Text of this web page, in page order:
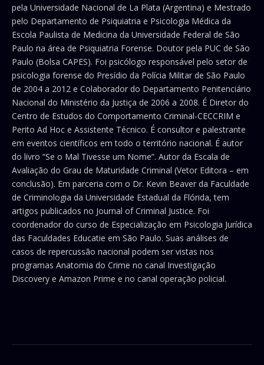
pela Universidade Nacional de La Plata (Argentina) e Mestrado
pelo Departamento de Psiquiatria e Psicologia Médica da
Escola Paulista de Medicina da Universidade Federal de São
Paulo na área de Psiquiatria Forense. Doutor pela PUC de São
Paulo (Bolsa CAPES). Foi psicólogo responsável pelo setor de
psicologia forense do Presídio da Polícia Militar de São Paulo
de 2004 a 2012 e Colaborador do Departamento Penitenciário
Nacional do Ministério da Justiça de 2006 a 2008. É Diretor do
Centro de Estudos do Comportamento Criminal-CECCRIM e
Perito Ad Hoc e Assistente Técnico. É consultor e palestrante
em eventos científicos em todo o território nacional. É autor
do livro “Se o Mal Tivesse um Nome”. Autor da Escala de
Avaliação do Grau de Maturidade Criminal (Vetor Editora – em
conclusão). Em parceria com o Dr. Kevin Beaver da Faculdade
de Criminologia da Universidade Estadual da Flórida, tem
artigos publicados no Journal of Criminal Justice. Foi
coordenador do curso de Especialização em Psicologia Jurídica
das Faculdades Educatie em São Paulo. Suas análises de
casos de repercussão nacional podem ser vistas nos
programas Anatomia do Crime no canal Investigação
Discovery e Amazon Prime e no canal operação policial.